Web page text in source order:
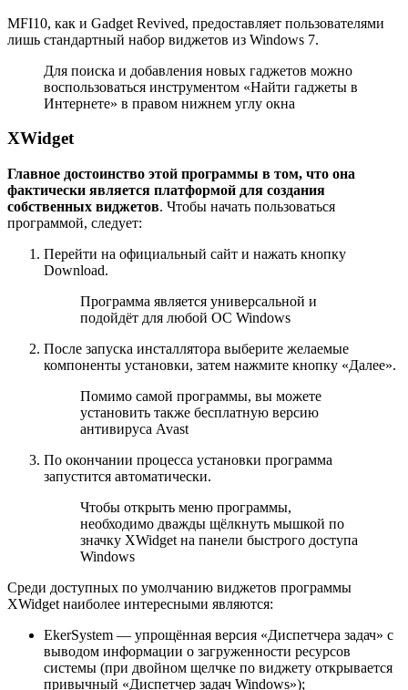
MFI10, как и Gadget Revived, предоставляет пользователями
лишь стандартный набор виджетов из Windows 7.
Для поиска и добавления новых гаджетов можно
воспользоваться инструментом «Найти гаджеты в
Интернете» в правом нижнем углу окна
XWidget
Главное достоинство этой программы в том, что она
фактически является платформой для создания
собственных виджетов. Чтобы начать пользоваться
программой, следует:
Перейти на официальный сайт и нажать кнопку
Download.
Программа является универсальной и
подойдёт для любой ОС Windows
После запуска инсталлятора выберите желаемые
компоненты установки, затем нажмите кнопку «Далее».
Помимо самой программы, вы можете
установить также бесплатную версию
антивируса Avast
По окончании процесса установки программа
запустится автоматически.
Чтобы открыть меню программы,
необходимо дважды щёлкнуть мышкой по
значку XWidget на панели быстрого доступа
Windows
Среди доступных по умолчанию виджетов программы
XWidget наиболее интересными являются:
EkerSystem — упрощённая версия «Диспетчера задач» с
выводом информации о загруженности ресурсов
системы (при двойном щелчке по виджету открывается
привычный «Диспетчер задач Windows»);